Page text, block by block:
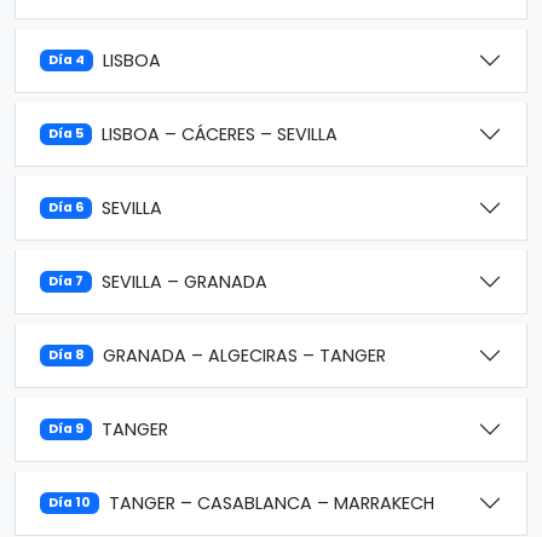
Día 4 LISBOA
Día 5 LISBOA – CÁCERES – SEVILLA
Día 6 SEVILLA
Día 7 SEVILLA – GRANADA
Día 8 GRANADA – ALGECIRAS – TANGER
Día 9 TANGER
Día 10 TANGER – CASABLANCA – MARRAKECH